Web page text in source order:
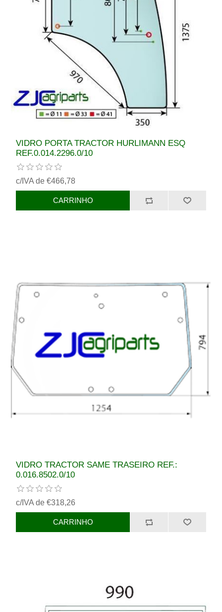
VIDRO PORTA TRACTOR HURLIMANN ESQ
REF.0.014.2296.0/10
c/IVA de €466,78
VIDRO TRACTOR SAME TRASEIRO REF.:
0.016.8502.0/10
c/IVA de €318,26